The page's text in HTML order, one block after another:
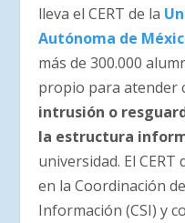
lleva el CERT de la
Autónoma de
más de 300.000
propio para atender
intrusión o
la estructura
universidad. El
en la Coordinación
Información (CSI) y